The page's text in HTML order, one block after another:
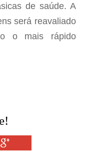
de saúde. A
será reavaliado
o mais rápido